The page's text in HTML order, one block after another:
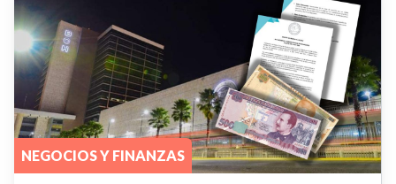
NEGOCIOS Y FINANZAS